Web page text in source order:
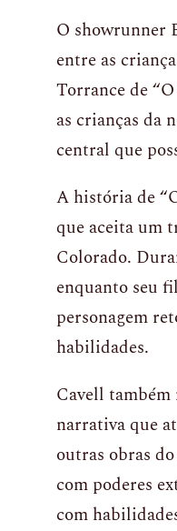
O showrunner
entre as
Torrance de
as crianças da
central que
A história de
que aceita um
Colorado.
enquanto seu
personagem
habilidades.
Cavell
narrativa que
outras obras
com poderes
com